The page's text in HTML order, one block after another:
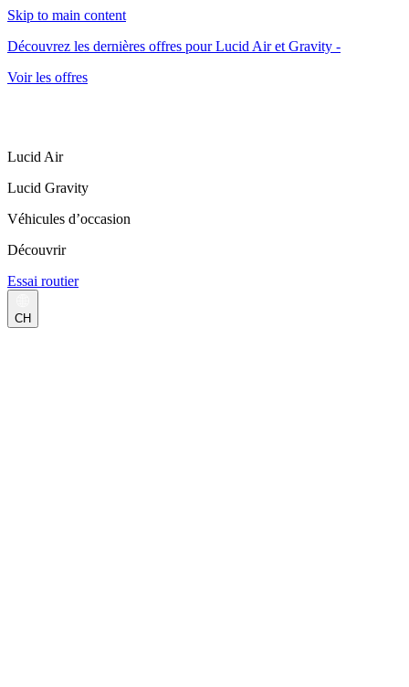
Skip to main content
Découvrez les dernières offres pour Lucid Air et Gravity -
Voir les offres
Lucid Air
Lucid Gravity
Véhicules d’occasion
Découvrir
Essai routier
CH